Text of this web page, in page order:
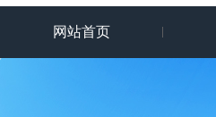
网站首页